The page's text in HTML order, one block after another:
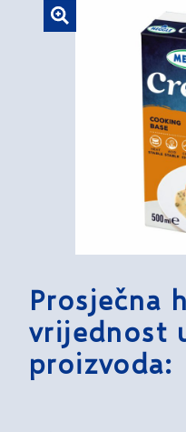
Prosječna
vrijednost
proizvoda: